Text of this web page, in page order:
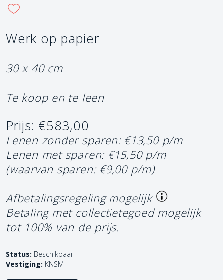
Werk op papier
30 x 40 cm
Te koop en te leen
Prijs: €583,00
Lenen zonder sparen: €13,50 p/m
Lenen met sparen: €15,50 p/m
(waarvan sparen: €9,00 p/m)
Afbetalingsregeling mogelijk
Betaling met collectietegoed mogelijk
tot 100% van de prijs.
Status: Beschikbaar
Vestiging: KNSM